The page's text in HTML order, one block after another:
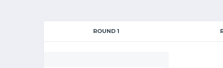
ROUND 1